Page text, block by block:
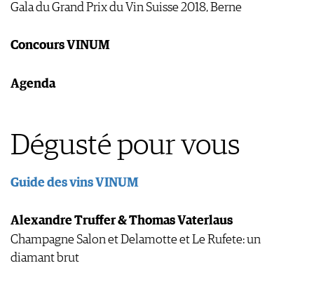
Gala du Grand Prix du Vin Suisse 2018, Berne
Concours VINUM
Agenda
Dégusté pour vous
Guide des vins VINUM
Alexandre Truffer & Thomas Vaterlaus
Champagne Salon et Delamotte et Le Rufete: un
diamant brut